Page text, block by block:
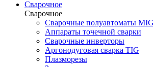
Сварочное
Сварочное
Сварочные полуавтоматы
Аппараты точечной сварки
Сварочные инверторы
Аргонодуговая сварка TIG
Плазморезы